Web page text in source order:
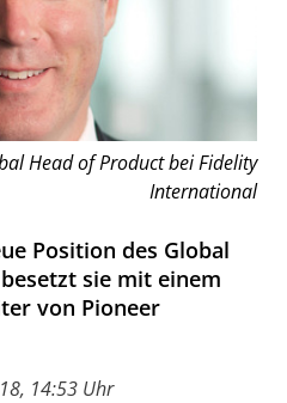
Head of Product bei Fidelity
International
Position des Global
sie mit einem
von Pioneer
14:53 Uhr